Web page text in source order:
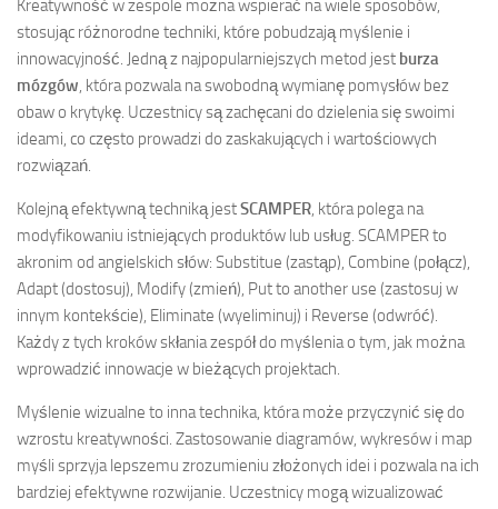
Kreatywność w zespole można wspierać na wiele sposobów,
stosując różnorodne techniki, które pobudzają myślenie i
innowacyjność. Jedną z najpopularniejszych metod jest burza
mózgów, która pozwala na swobodną wymianę pomysłów bez
obaw o krytykę. Uczestnicy są zachęcani do dzielenia się swoimi
ideami, co często prowadzi do zaskakujących i wartościowych
rozwiązań.
Kolejną efektywną techniką jestSCAMPER, która polega na
modyfikowaniu istniejących produktów lub usług. SCAMPER to
akronim od angielskich słów: Substitue (zastąp), Combine (połącz),
Adapt (dostosuj), Modify (zmień), Put to another use (zastosuj w
innym kontekście), Eliminate (wyeliminuj) i Reverse (odwróć).
Każdy z tych kroków skłania zespół do myślenia o tym, jak można
wprowadzić innowacje w bieżących projektach.
Myślenie wizualne to inna technika, która może przyczynić się do
wzrostu kreatywności. Zastosowanie diagramów, wykresów i map
myśli sprzyja lepszemu zrozumieniu złożonych idei i pozwala na ich
bardziej efektywne rozwijanie. Uczestnicy mogą wizualizować